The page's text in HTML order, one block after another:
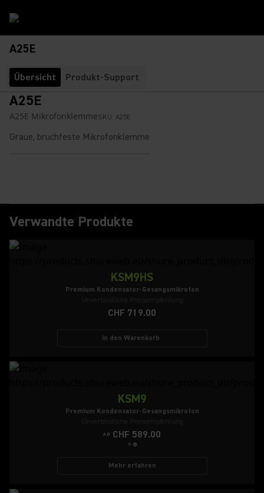
A25E
Übersicht Produkt-Support
A25E
A25E MikrofonklemmeSKU: A25E
Graue, bruchfeste Mikrofonklemme
Verwandte Produkte
KSM9HS
Premium Kondensator-Gesangsmikrofon
CHF 719.00
In den Warenkorb
KSM9
Premium Kondensator-Gesangsmikrofon
AB CHF 589.00
Mehr erfahren